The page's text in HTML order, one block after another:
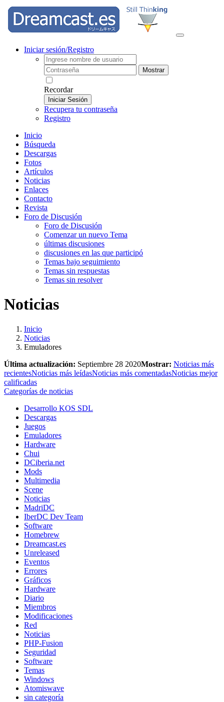
Iniciar sesión/Registro
Mostrar
Recordar
Iniciar Sesión
Recupera tu contraseña
Registro
Inicio
Búsqueda
Descargas
Fotos
Artículos
Noticias
Enlaces
Contacto
Revista
Foro de Discusión
Foro de Discusión
Comenzar un nuevo Tema
últimas discusiones
discusiones en las que participó
Temas bajo seguimiento
Temas sin respuestas
Temas sin resolver
Noticias
Inicio
Noticias
Emuladores
Última actualización: Septiembre 28 2020Mostrar: Noticias más
recientesNoticias más leídasNoticias más comentadasNoticias mejor
calificadas
Categorías de noticias
Desarrollo KOS SDL
Descargas
Juegos
Emuladores
Hardware
Chui
DCiberia.net
Mods
Multimedia
Scene
Noticias
MadriDC
IberDC Dev Team
Software
Homebrew
Dreamcast.es
Unreleased
Eventos
Errores
Gráficos
Hardware
Diario
Miembros
Modificaciones
Red
Noticias
PHP-Fusion
Seguridad
Software
Temas
Windows
Atomiswave
sin categoría